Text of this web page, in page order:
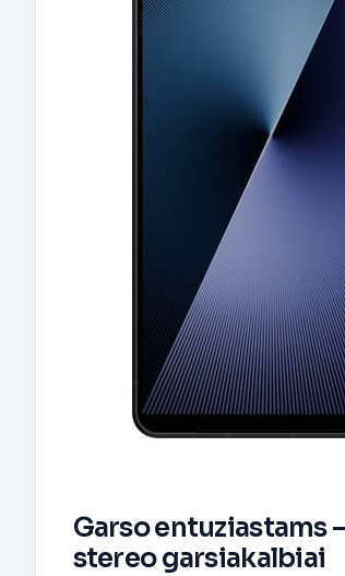
Garso entuziastams
stereo garsiakalbiai